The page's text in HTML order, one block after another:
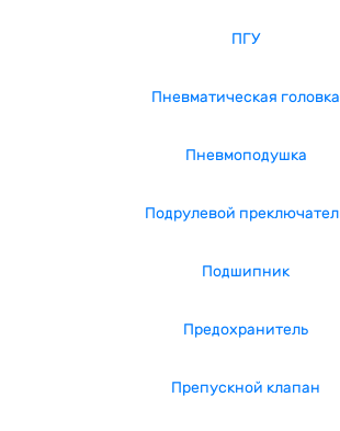
ПГУ
Пневматическая головка
Пневмоподушка
Подрулевой
Подшипник
Предохранитель
Препускной клапан